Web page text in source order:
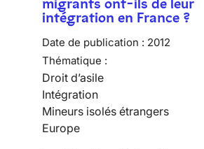
migrants ont-ils de leur
intégration en France ?
Date de publication : 2012
Thématique :
Droit d’asile
Intégration
Mineurs isolés étrangers
Europe